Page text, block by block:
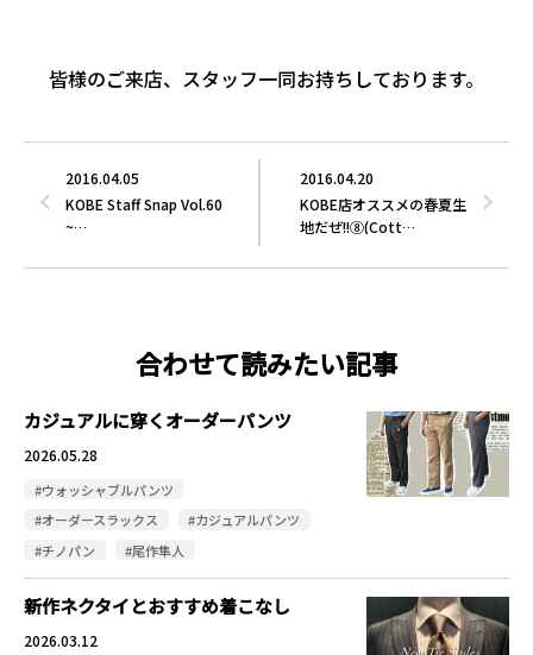
皆様のご来店、スタッフ一同お持ちしております。
2016.04.20
KOBE店オススメの春夏生
地だぜ!!⑧(Cott…
2016.04.05
KOBE Staff Snap Vol.60
~…
合わせて読みたい記事
カジュアルに穿くオーダーパンツ
2026.05.28
#ウォッシャブルパンツ
#オーダースラックス
#カジュアルパンツ
#チノパン
#尾作隼人
新作ネクタイとおすすめ着こなし
2026.03.12